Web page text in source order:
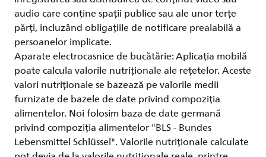
audio care conține spații publice sau ale unor terțe
părți, incluzând obligațiile de notificare prealabilă a
persoanelor implicate.
Aparate electrocasnice de bucătărie: Aplicația mobilă
poate calcula valorile nutriționale ale rețetelor. Aceste
valori nutriționale se bazează pe valorile medii
furnizate de bazele de date privind compoziția
alimentelor. Noi folosim baza de date germană
privind compoziția alimentelor "BLS - Bundes
Lebensmittel Schlüssel". Valorile nutriționale calculate